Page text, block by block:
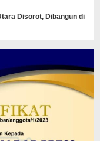
Disorot, Dibangun di